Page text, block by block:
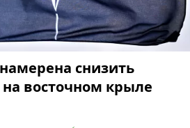
снизить
восточном крыле